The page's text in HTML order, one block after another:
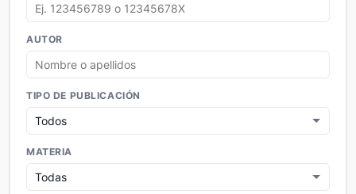
AUTOR
TIPO DE PUBLICACIÓN
MATERIA